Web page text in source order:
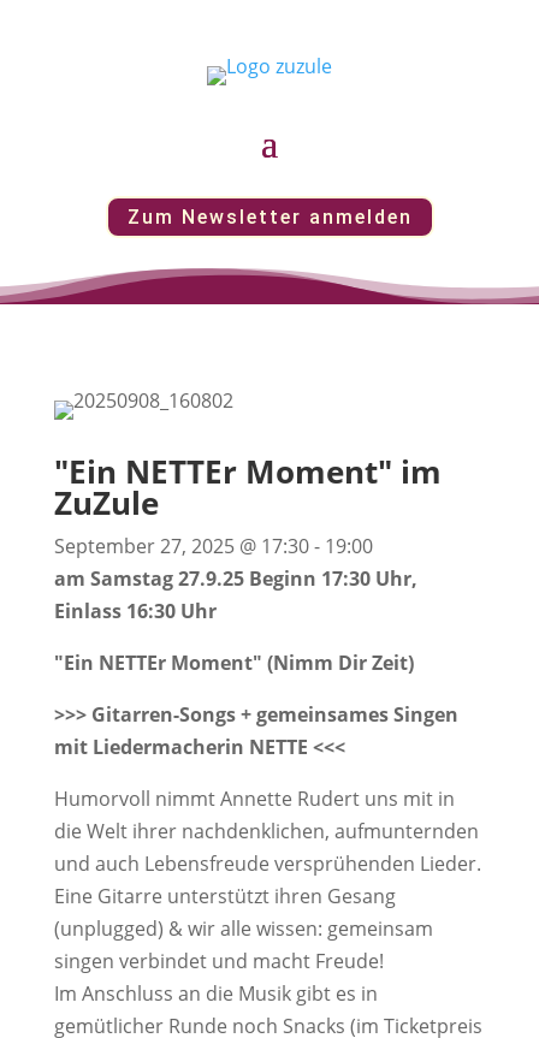
Zum Newsletter anmelden
"Ein NETTEr Moment" im
ZuZule
September 27, 2025 @ 17:30- 19:00
am Samstag 27.9.25 Beginn 17:30 Uhr,
Einlass 16:30 Uhr
"Ein NETTEr Moment" (Nimm Dir Zeit)
>>> Gitarren-Songs + gemeinsames Singen
mit Liedermacherin NETTE <<<
Humorvoll nimmt Annette Rudert uns mit in
die Welt ihrer nachdenklichen, aufmunternden
und auch Lebensfreude versprühenden Lieder.
Eine Gitarre unterstützt ihren Gesang
(unplugged) & wir alle wissen: gemeinsam
singen verbindet und macht Freude!
Im Anschluss an die Musik gibt es in
gemütlicher Runde noch Snacks (im Ticketpreis